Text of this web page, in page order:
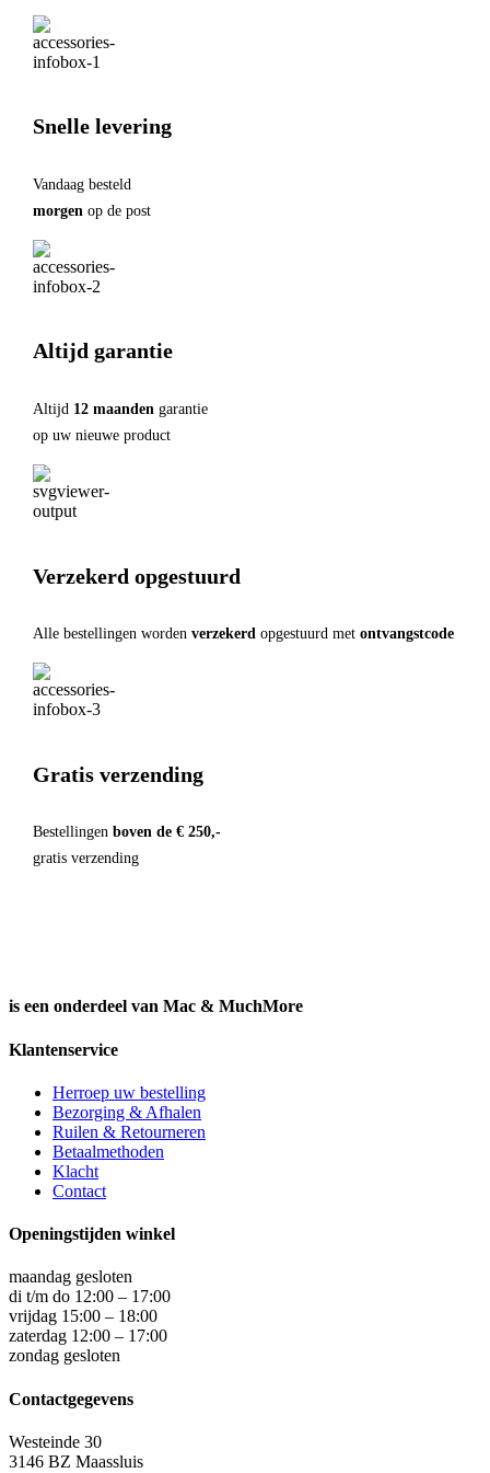
Snelle levering
Vandaag besteld
morgen op de post
Altijd garantie
Altijd 12 maandengarantie
op uw nieuwe product
Verzekerd opgestuurd
Alle bestellingen worden verzekerd opgestuurd met ontvangstcode
Gratis verzending
Bestellingen boven de € 250,-
gratis verzending
is een onderdeel van Mac & MuchMore
Klantenservice
Herroep uw bestelling
Bezorging & Afhalen
Ruilen & Retourneren
Betaalmethoden
Klacht
Contact
Openingstijden winkel
maandag gesloten
di t/m do 12:00 – 17:00
vrijdag 15:00 – 18:00
zaterdag 12:00 – 17:00
zondag gesloten
Contactgegevens
Westeinde 30
3146 BZ Maassluis